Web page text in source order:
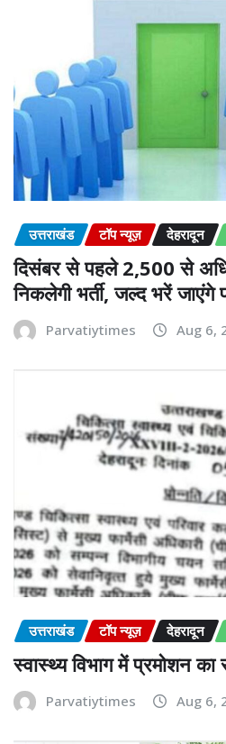
उत्तराखंड टॉप न्यूज़ देहरादून
दिसंबर से पहले 2,500 से
निकलेगी भर्ती, जल्द भरें जाएंगे
Parvatiytimes Aug 6,
उत्तराखंड टॉप न्यूज़ देहरादून
स्वास्थ्य विभाग में प्रमोशन का
Parvatiytimes Aug 6,